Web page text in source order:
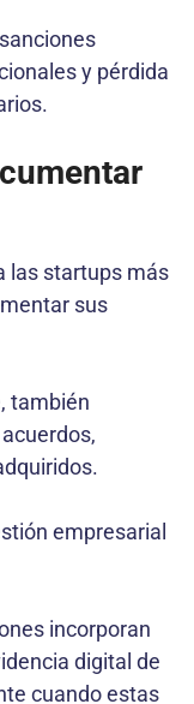
y pérdida
las startups más
sus
también
empresarial
incorporan
digital de
cuando estas